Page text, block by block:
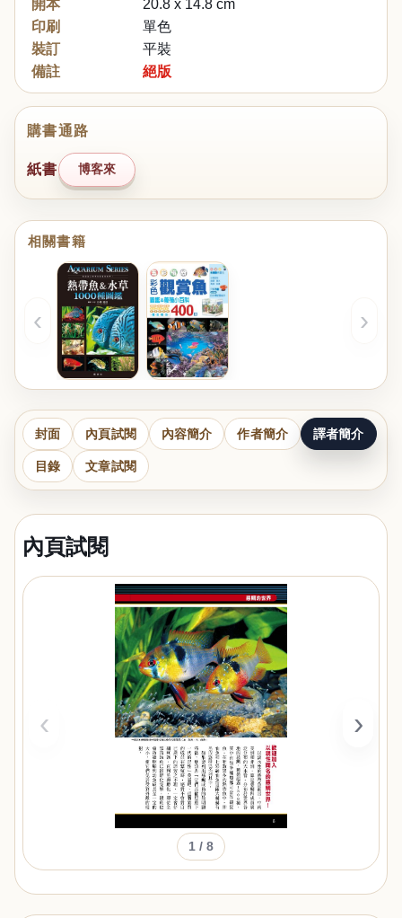
開本
20.8 x 14.8 cm
印刷
單色
裝訂
平裝
備註
絕版
購書通路
紙書 博客來
相關書籍
‹ ›
封面 內頁試閱 內容簡介 作者簡介 譯者簡介
目錄 文章試閱
內頁試閱
‹ ›
1 / 8